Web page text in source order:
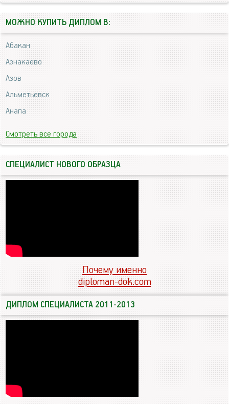
МОЖНО КУПИТЬ ДИПЛОМ В:
Абакан
Азнакаево
Азов
Альметьевск
Анапа
Смотреть все города
СПЕЦИАЛИСТ НОВОГО ОБРАЗЦА
Почему именно
diploman-dok.com
ДИПЛОМ СПЕЦИАЛИСТА 2011-2013